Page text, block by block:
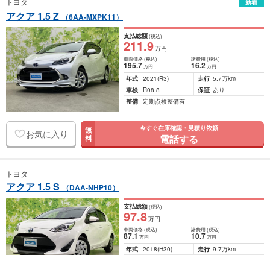
新着
アクア 1.5 Z （6AA-MXPK11）
支払総額(税込)
211.9万円
車両価格(税込)
195.7万円
諸費用 (税込)
16.2 万円
年式 2021(R3) 走行 5.7万km
車検
R08.8 保証 あり
整備 定期点検整備有
お気に入り 無
料
今すぐ在庫確認・見積り依頼
電話する
トヨタ
アクア 1.5 S （DAA-NHP10）
支払総額(税込)
97.8万円
車両価格(税込)
87.1万円
諸費用 (税込)
10.7 万円
年式 2018(H30) 走行 9.7万km